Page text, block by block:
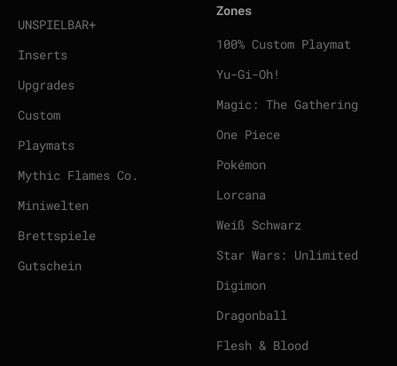
UNSPIELBAR+
Inserts
Upgrades
Custom
Playmats
Mythic Flames Co.
Miniwelten
Brettspiele
Gutschein
Zones
100% Custom Playmat
Yu-Gi-Oh!
Magic: The Gathering
One Piece
Pokémon
Lorcana
Weiß Schwarz
Star Wars: Unlimited
Digimon
Dragonball
Flesh & Blood